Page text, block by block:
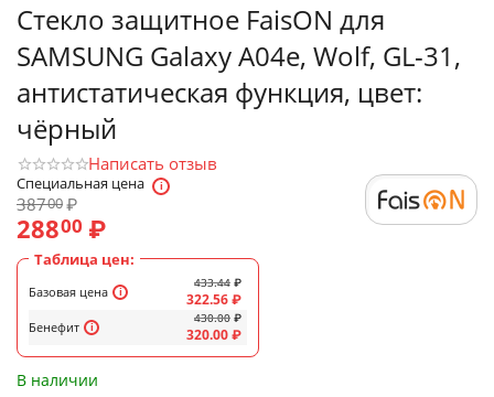
Стекло защитное FaisON для
SAMSUNG Galaxy A04e, Wolf, GL-31,
антистатическая функция, цвет:
чёрный
Написать отзыв
Специальная цена
38700₽
28800 ₽
Таблица цен:
Базовая цена
Бенефит
433.44 ₽
322.56₽
430.00 ₽
320.00₽
В наличии